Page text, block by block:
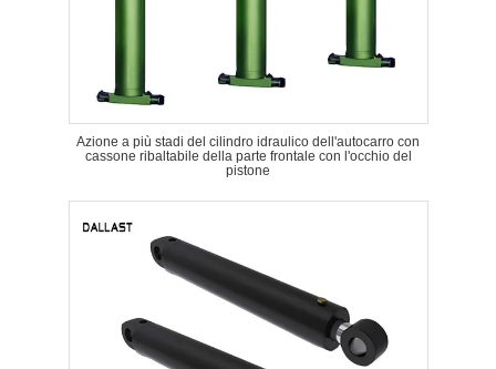
Azione a più stadi del cilindro idraulico dell'autocarro con
cassone ribaltabile della parte frontale con l'occhio del
pistone